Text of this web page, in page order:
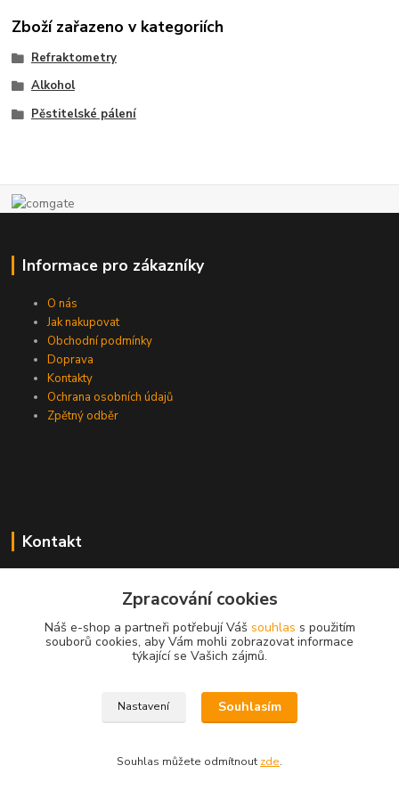
Zboží zařazeno v kategoriích
Refraktometry
Alkohol
Pěstitelské pálení
Informace pro zákazníky
O nás
Jak nakupovat
Obchodní podmínky
Doprava
Kontakty
Ochrana osobních údajů
Zpětný odběr
Kontakt
Zpracování cookies
Náš e-shop a partneři potřebují Váš souhlas s použitím
souborů cookies, aby Vám mohli zobrazovat informace
týkající se Vašich zájmů.
Nastavení Souhlasím
Souhlas můžete odmítnout zde.